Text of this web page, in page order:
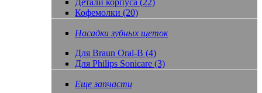
Детали корпуса (22)
Кофемолки (20)
Насадки зубных щеток
Для Braun Oral-B (4)
Для Philips Sonicare (3)
Еще запчасти